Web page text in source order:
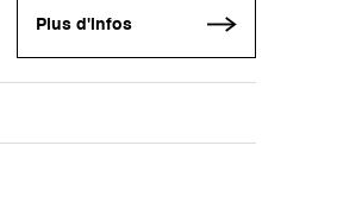
Plus d'infos